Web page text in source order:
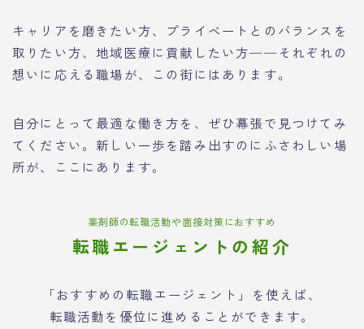
キャリアを磨きたい方、プライベートとのバランスを
取りたい方、地域医療に貢献したい方──それぞれの
想いに応える職場が、この街にはあります。
自分にとって最適な働き方を、ぜひ幕張で見つけてみ
てください。新しい一歩を踏み出すのにふさわしい場
所が、ここにあります。
薬剤師の転職活動や面接対策におすすめ
転職エージェントの紹介
「おすすめの転職エージェント」を使えば、
転職活動を優位に進めることができます。